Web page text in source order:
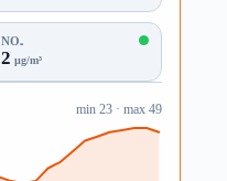
NO₂
2 µg/m³
min 23 · max 49